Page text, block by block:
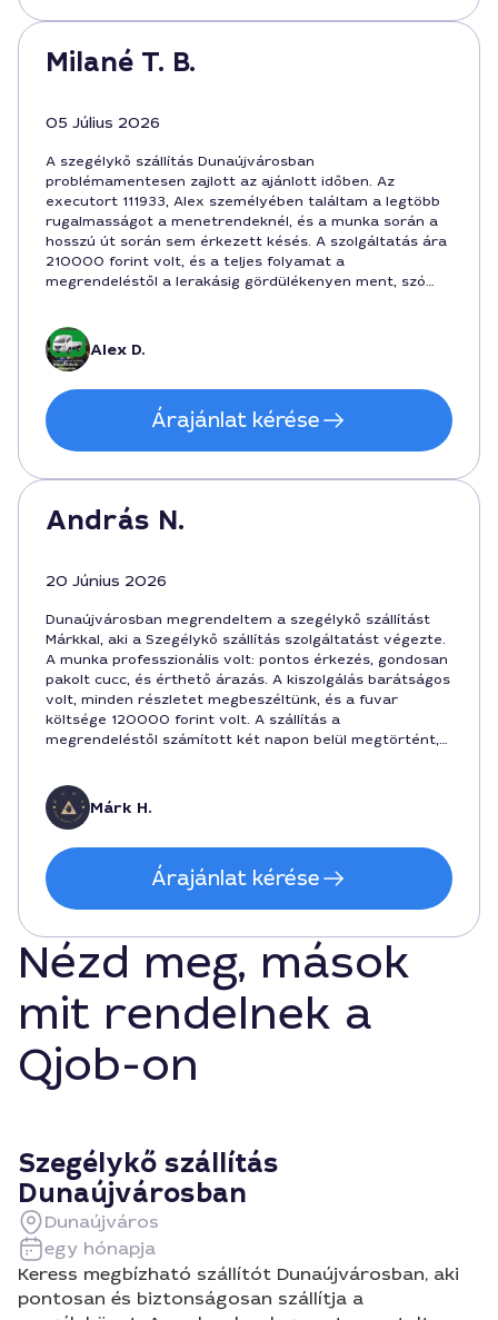
Milané T. B.
05 Július 2026
A szegélykő szállítás Dunaújvárosban
problémamentesen zajlott az ajánlott időben. Az
executort 111933, Alex személyében találtam a legtöbb
rugalmasságot a menetrendeknél, és a munka során a
hosszú út során sem érkezett késés. A szolgáltatás ára
210000 forint volt, és a teljes folyamat a
megrendeléstől a lerakásig gördülékenyen ment, szó
Alex D.
Árajánlat kérése
András N.
20 Június 2026
Dunaújvárosban megrendeltem a szegélykő szállítást
Márkkal, aki a Szegélykő szállítás szolgáltatást végezte.
A munka professzionális volt: pontos érkezés, gondosan
pakolt cucc, és érthető árazás. A kiszolgálás barátságos
volt, minden részletet megbeszéltünk, és a fuvar
költsége 120000 forint volt. A szállítás a
megrendeléstől számított két napon belül megtörtént,
Márk H.
Árajánlat kérése
Nézd meg, mások
mit rendelnek a
Qjob-on
Szegélykő szállítás
Dunaújvárosban
Dunaújváros
egy hónapja
Keress megbízható szállítót Dunaújvárosban, aki
pontosan és biztonságosan szállítja a